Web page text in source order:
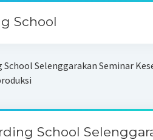
School
School Selenggarakan Seminar
School